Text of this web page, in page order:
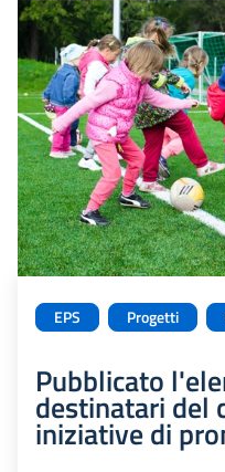
EPS Progetti
Pubblicato
destinatari del
iniziative di